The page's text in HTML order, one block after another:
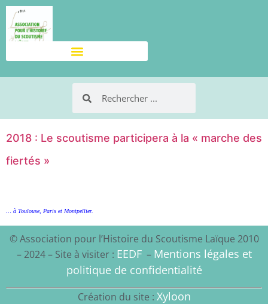
2018 : Le scoutisme participera à la « marche des
fiertés »
… à Toulouse, Paris et Montpellier.
© Association pour l’Histoire du Scoutisme Laïque 2010
– 2024 – Site à visiter : EEDF– Mentions légales et
politique de confidentialité
Création du site : Xyloon